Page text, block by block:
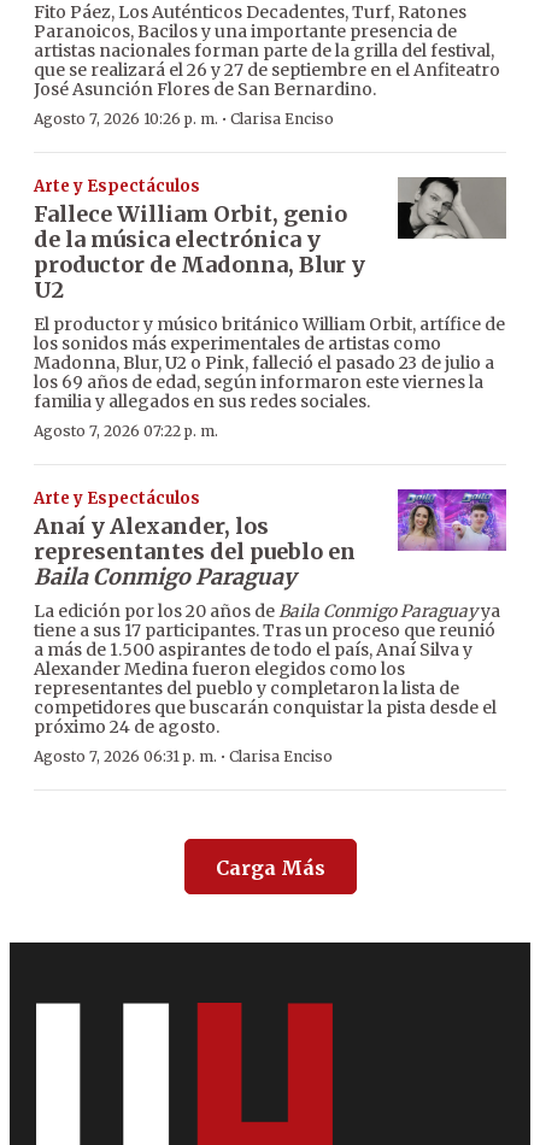
Fito Páez, Los Auténticos Decadentes, Turf, Ratones
Paranoicos, Bacilos y una importante presencia de
artistas nacionales forman parte de la grilla del festival,
que se realizará el 26 y 27 de septiembre en el Anfiteatro
José Asunción Flores de San Bernardino.
Agosto 7, 2026 10:26 p. m. · Clarisa Enciso
Arte y Espectáculos
Fallece William Orbit, genio
de la música electrónica y
productor de Madonna, Blur y
U2
El productor y músico británico William Orbit, artífice de
los sonidos más experimentales de artistas como
Madonna, Blur, U2 o Pink, falleció el pasado 23 de julio a
los 69 años de edad, según informaron este viernes la
familia y allegados en sus redes sociales.
Agosto 7, 2026 07:22 p. m.
Arte y Espectáculos
Anaí y Alexander, los
representantes del pueblo en
Baila Conmigo Paraguay
La edición por los 20 años deBaila Conmigo Paraguayya
tiene a sus 17 participantes. Tras un proceso que reunió
a más de 1.500 aspirantes de todo el país, Anaí Silva y
Alexander Medina fueron elegidos como los
representantes del pueblo y completaron la lista de
competidores que buscarán conquistar la pista desde el
próximo 24 de agosto.
Agosto 7, 2026 06:31 p. m. · Clarisa Enciso
Carga Más